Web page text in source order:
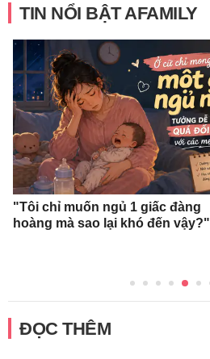
TIN NỔI BẬT AFAMILY
"Tôi chỉ muốn ngủ 1 giấc đàng
hoàng mà sao lại khó đến vậy?"
ĐỌC THÊM